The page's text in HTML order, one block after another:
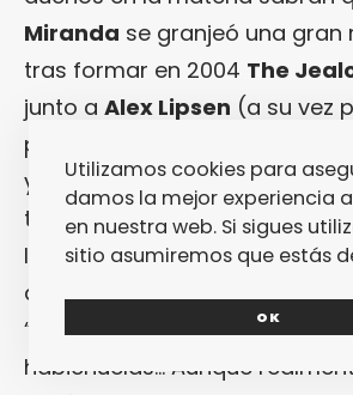
Miranda se granjeó una gran
tras formar en 2004 The
junto a Alex Lipsen (a su vez
productor de, por ejemplo,
y
Yeah Yeah Yeahs). Un
todavía sigue con vida, y que
las series televisivas
aparecer en la banda sonora
“
Anatomía de Grey”. Hay
habichuelas… Aunque
Utilizamos cookies para
damos la mejor experiencia
en nuestra web. Si sigues
sitio asumiremos que estás
OK